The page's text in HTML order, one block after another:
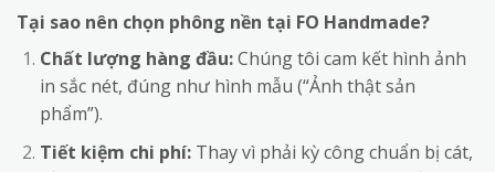
Tại sao nên chọn phông nền tại FO Handmade?
Chất lượng hàng đầu:Chúng tôi cam kết hình ảnh
in sắc nét, đúng như hình mẫu (“Ảnh thật sản
phẩm”).
Tiết kiệm chi phí:Thay vì phải kỳ công chuẩn bị cát,